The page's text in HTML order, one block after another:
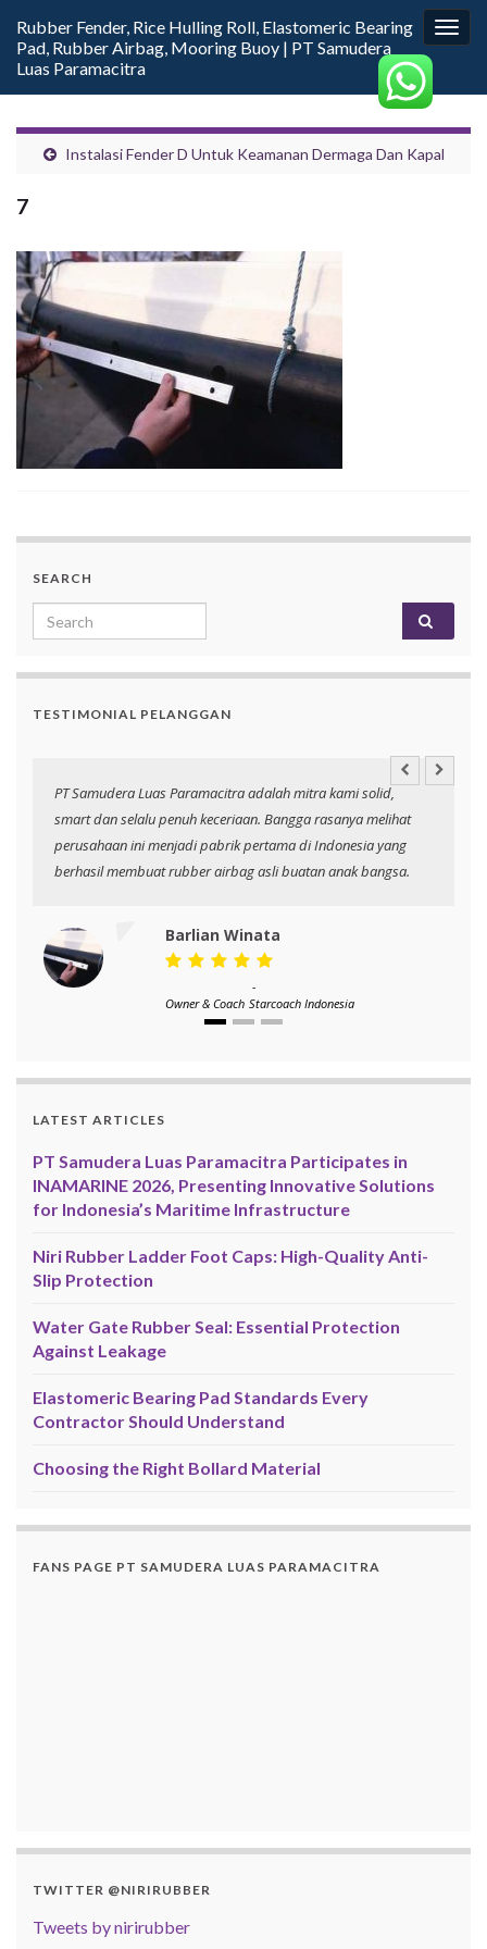
Rubber Fender, Rice Hulling Roll, Elastomeric Bearing
Pad, Rubber Airbag, Mooring Buoy | PT Samudera
Luas Paramacitra
Instalasi Fender D Untuk Keamanan Dermaga Dan Kapal
7
SEARCH
Search for:
TESTIMONIAL PELANGGAN
PT Samudera Luas Paramacitra adalah mitra kami solid,
smart dan selalu penuh keceriaan. Bangga rasanya melihat
perusahaan ini menjadi pabrik pertama di Indonesia yang
berhasil membuat rubber airbag asli buatan anak bangsa.
Barlian Winata
Owner & Coach
-
Starcoach Indonesia
LATEST ARTICLES
PT Samudera Luas Paramacitra Participates in
INAMARINE 2026, Presenting Innovative Solutions
for Indonesia’s Maritime Infrastructure
Niri Rubber Ladder Foot Caps: High-Quality Anti-
Slip Protection
Water Gate Rubber Seal: Essential Protection
Against Leakage
Elastomeric Bearing Pad Standards Every
Contractor Should Understand
Choosing the Right Bollard Material
FANS PAGE PT SAMUDERA LUAS PARAMACITRA
TWITTER @NIRIRUBBER
Tweets by nirirubber